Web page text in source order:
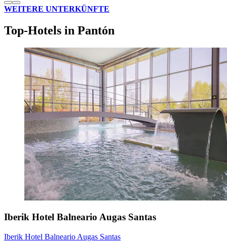
WEITERE UNTERKÜNFTE
Top-Hotels in Pantón
Iberik Hotel Balneario Augas Santas
Iberik Hotel Balneario Augas Santas